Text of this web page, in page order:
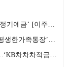
행 예금금리-1월 2주]
은행 예금금리-1월 2주]
의 은행 적금금리-1월 2주]